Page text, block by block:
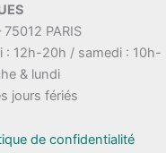
PARIS
: 12h-20h / samedi : 10h-
& lundi
jours fériés
de confidentialité